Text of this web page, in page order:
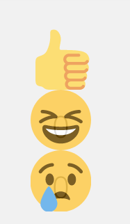
Палец
вверх!
0
Дикий
смех!
0
Грусть :(